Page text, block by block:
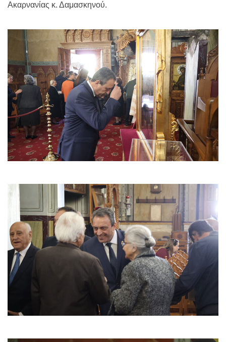
Ακαρνανίας κ. Δαμασκηνού.